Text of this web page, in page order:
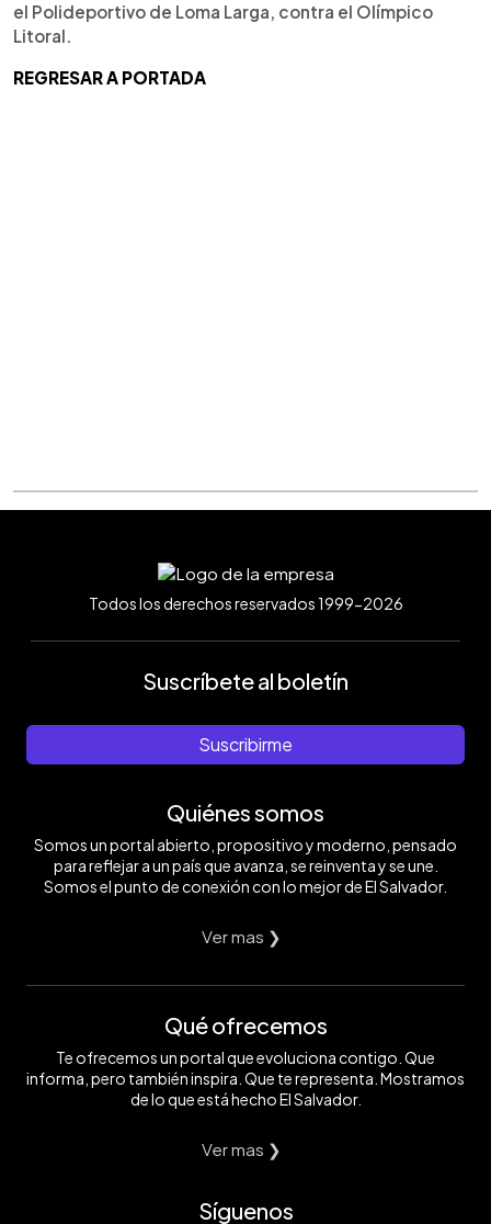
el Polideportivo de Loma Larga, contra el Olímpico
Litoral.
REGRESAR A PORTADA
Todos los derechos reservados 1999-2026
Suscríbete al boletín
Suscribirme
Quiénes somos
Somos un portal abierto, propositivo y moderno, pensado
para reflejar a un país que avanza, se reinventa y se une.
Somos el punto de conexión con lo mejor de El Salvador.
Ver mas ❯
Qué ofrecemos
Te ofrecemos un portal que evoluciona contigo. Que
informa, pero también inspira. Que te representa. Mostramos
de lo que está hecho El Salvador.
Ver mas ❯
Síguenos